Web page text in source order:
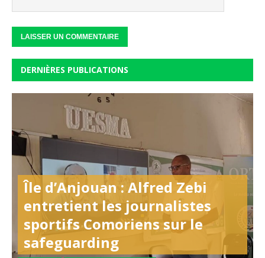
DERNIÈRES PUBLICATIONS
Île d’Anjouan : Alfred Zebi
entretient les journalistes
sportifs Comoriens sur le
safeguarding